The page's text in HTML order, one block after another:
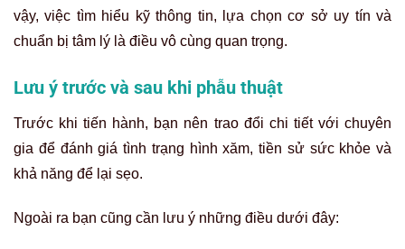
vậy, việc tìm hiểu kỹ thông tin, lựa chọn cơ sở uy tín và
chuẩn bị tâm lý là điều vô cùng quan trọng.
Lưu ý trước và sau khi phẫu thuật
Trước khi tiến hành, bạn nên trao đổi chi tiết với chuyên
gia để đánh giá tình trạng hình xăm, tiền sử sức khỏe và
khả năng để lại sẹo.
Ngoài ra bạn cũng cần lưu ý những điều dưới đây: